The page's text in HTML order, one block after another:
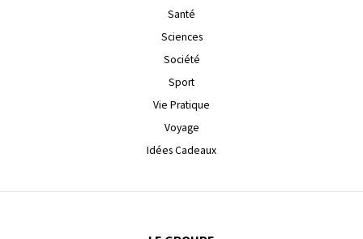
Santé
Sciences
Société
Sport
Vie Pratique
Voyage
Idées Cadeaux